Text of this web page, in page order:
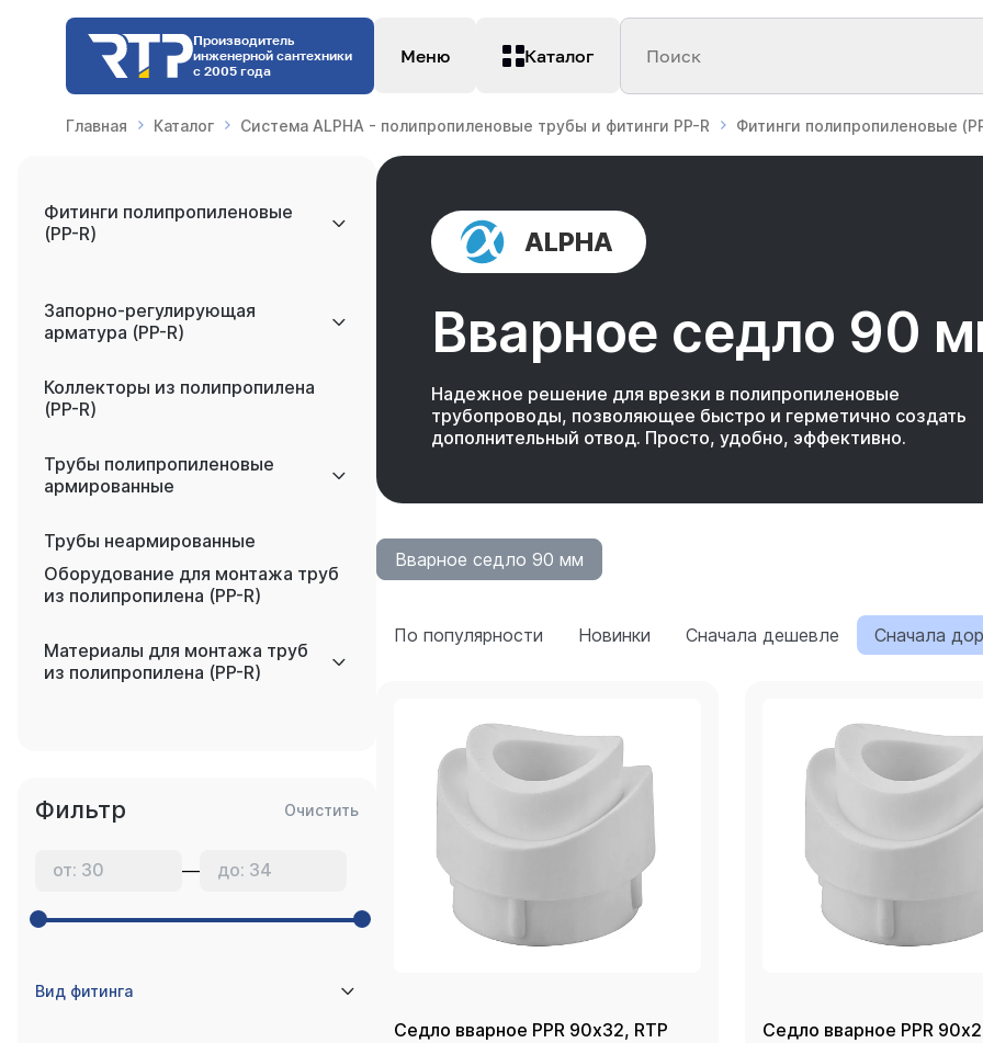
Производитель
инженерной сантехники
с 2005 года
Меню Каталог Поиск
Главная Каталог Система ALPHA - полипропиленовые трубы и фитинги PP-R Фитинги полипропиленовые
Фитинги полипропиленовые
(PP-R)
Запорно-регулирующая
арматура (PP-R)
Коллекторы из полипропилена
(PP-R)
Трубы полипропиленовые
армированные
Трубы неармированные
Оборудование для монтажа труб
из полипропилена (PP-R)
Материалы для монтажа труб
из полипропилена (PP-R)
Фильтр Очистить
—
Вид фитинга
ALPHA
Вварное седло 90
Надежное решение для врезки в полипропиленовые
трубопроводы, позволяющее быстро и герметично создать
дополнительный отвод. Просто, удобно, эффективно.
Вварное седло 90 мм
По популярности Новинки Сначала дешевле Сначала
Седло вварное PPR 90х32, RTP Седло вварное PPR